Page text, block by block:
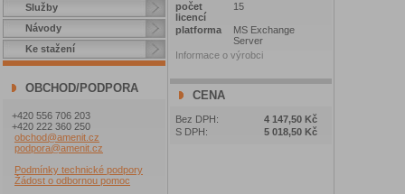
Služby
Návody
Ke stažení
OBCHOD/PODPORA
+420 556 706 203
+420 222 360 250
obchod@amenit.cz
podpora@amenit.cz
Podmínky technické podpory
Žádost o odbornou pomoc
počet
licencí
15
platforma
MS Exchange
Server
Informace o výrobci
CENA
Bez DPH:
4 147,50 Kč
S DPH:
5 018,50 Kč